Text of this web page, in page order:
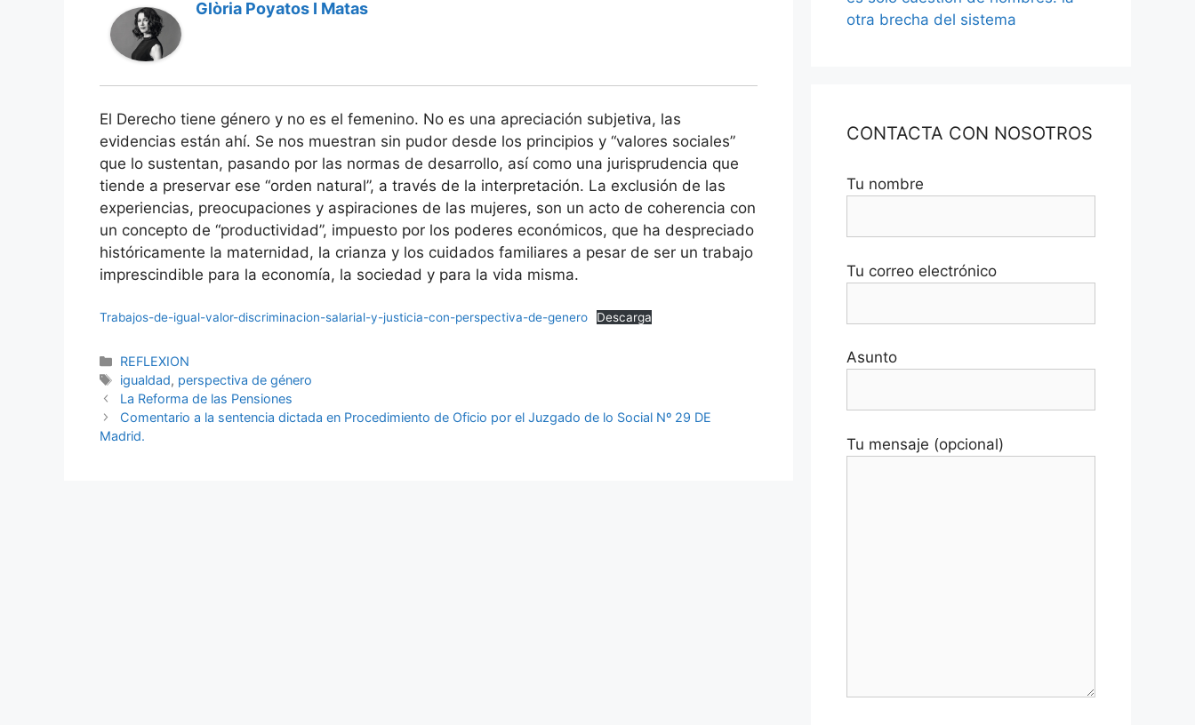
Glòria Poyatos I Matas
El Derecho tiene género y no es el femenino. No es una apreciación subjetiva, las
evidencias están ahí. Se nos muestran sin pudor desde los principios y “valores sociales”
que lo sustentan, pasando por las normas de desarrollo, así como una jurisprudencia que
tiende a preservar ese “orden natural”, a través de la interpretación. La exclusión de las
experiencias, preocupaciones y aspiraciones de las mujeres, son un acto de coherencia con
un concepto de “productividad”, impuesto por los poderes económicos, que ha despreciado
históricamente la maternidad, la crianza y los cuidados familiares a pesar de ser un trabajo
imprescindible para la economía, la sociedad y para la vida misma.
Trabajos-de-igual-valor-discriminacion-salarial-y-justicia-con-perspectiva-de-genero Descarga
REFLEXION
igualdad, perspectiva de género
La Reforma de las Pensiones
Comentario a la sentencia dictada en Procedimiento de Oficio por el Juzgado de lo Social Nº 29 DE
Madrid.
otra brecha del sistema
CONTACTA CON NOSOTROS
Tu nombre
Tu correo electrónico
Asunto
Tu mensaje (opcional)